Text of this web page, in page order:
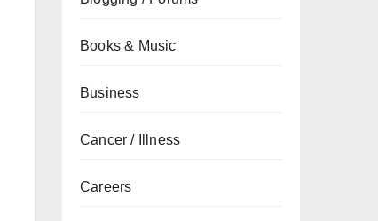
Books & Music
Business
Cancer / Illness
Careers